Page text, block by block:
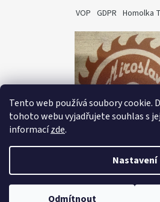
Tento web používá soubory cookie.
tohoto webu vyjadřujete souhlas s
informacízde.
Nastavení
Odmítnout
VOP GDPR Homolka
Vytvořil ShoptetCopyright 2026
Všechna práva vyhrazena.